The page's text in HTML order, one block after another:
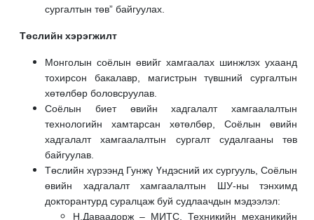
сургалтын төв” байгуулах.
Төслийн хэрэгжилт
Монголын соёлын өвийг хамгаалах шинжлэх ухаанд
тохирсон бакалавр, магистрын түвшний сургалтын
хөтөлбөр боловсруулав.
Соёлын биет өвийн хадгалалт хамгаалалтын
технологийн хамтарсан хөтөлбөр, Соёлын өвийн
хадгалалт хамгаалалтын сургалт судалгааны төв
байгуулав.
Төслийн хүрээнд Гунжү Үндэсний их сургууль, Соёлын
өвийн хадгалалт хамгаалалтын ШУ-ны тэнхимд
докторантурд суралцаж буй судлаачдын мэдээлэл:
Н.Даваадорж – МИТС, Техникийн механикийн